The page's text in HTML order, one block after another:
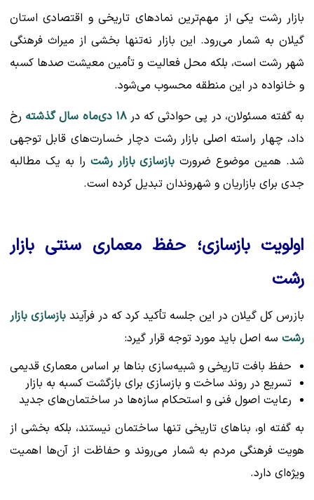
بازار رشت یکی از مهم‌ترین نمادهای تاریخی و اقتصادی استان
گیلان به شمار می‌رود. این بازار نه‌تنها بخشی از میراث فرهنگی
شهر رشت است، بلکه محل فعالیت و تأمین معیشت صدها کسبه
و خانواده در این منطقه محسوب می‌شود.
به گفته مسئولان، در پی حوادثی که در۱۸ دی‌ماه سال گذشته
رخ
داد، چهار راسته اصلی بازار رشت دچار خسارت‌های قابل توجهی
شد. همین موضوع ضرورت بازسازی بازار رشت را به یک مطالبه
جدی برای بازاریان و شهروندان تبدیل کرده است.
اولویت بازسازی؛ حفظ معماری سنتی بازار
رشت
بازرس کل گیلان در این جلسه تأکید کرد که در فرآیند بازسازی بازار
رشت سه اصل باید مورد توجه قرار گیرد:
حفظ بافت تاریخی و شبیه‌سازی بناها بر اساس معماری قدیمی
تسریع در روند ساخت و بازسازی برای بازگشت کسبه به بازار
رعایت اصول فنی و استحکام سازه‌ها در ساختمان‌های جدید
به گفته او، بناهای تاریخی تنها ساختمان نیستند، بلکه بخشی از
هویت فرهنگی مردم به شمار می‌روند و حفاظت از آن‌ها اهمیت
ویژه‌ای دارد.